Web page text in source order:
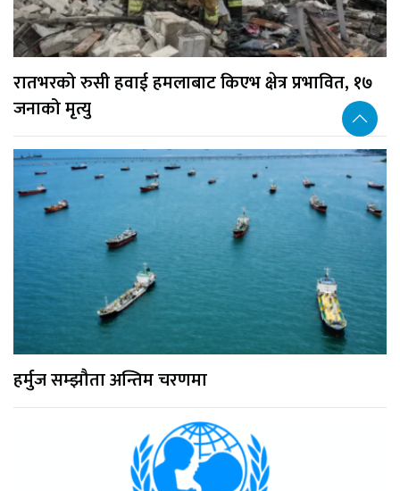
रातभरको रुसी हवाई हमलाबाट किएभ क्षेत्र प्रभावित, १७
जनाको मृत्यु
हर्मुज सम्झौता अन्तिम चरणमा